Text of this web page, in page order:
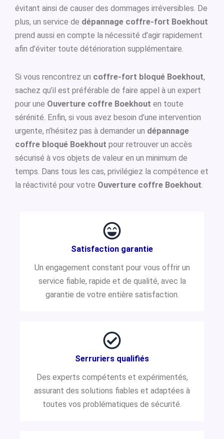
évitant ainsi de causer des dommages irréversibles. De
plus, un service de dépannage coffre-fort Boekhout
prend aussi en compte la nécessité d’agir rapidement
afin d’éviter toute détérioration supplémentaire.
Si vous rencontrez un coffre-fort bloqué Boekhout,
sachez qu’il est préférable de faire appel à un expert
pour une Ouverture coffre Boekhout en toute
sérénité. Enfin, si vous avez besoin d’une intervention
urgente, n’hésitez pas à demander un dépannage
coffre bloqué Boekhout pour retrouver un accès
sécurisé à vos objets de valeur en un minimum de
temps. Dans tous les cas, privilégiez la compétence et
la réactivité pour votre Ouverture coffre Boekhout.
Satisfaction garantie
Un engagement constant pour vous offrir un
service fiable, rapide et de qualité, avec la
garantie de votre entière satisfaction.
Serruriers qualifiés
Des experts compétents et expérimentés,
assurant des solutions fiables et adaptées à
toutes vos problématiques de sécurité.